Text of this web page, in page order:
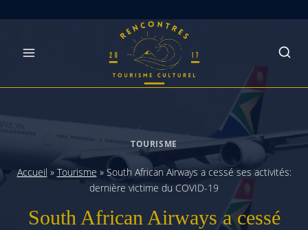
TOURISME
Accueil » Tourisme » South African Airways a cessé ses activités:
dernière victime du COVID-19
South African Airways a cessé